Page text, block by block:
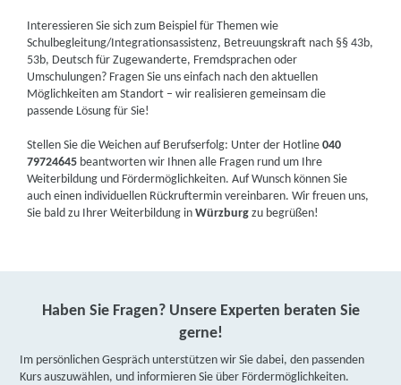
Interessieren Sie sich zum Beispiel für Themen wie
Schulbegleitung/Integrationsassistenz, Betreuungskraft nach §§ 43b,
53b, Deutsch für Zugewanderte, Fremdsprachen oder
Umschulungen? Fragen Sie uns einfach nach den aktuellen
Möglichkeiten am Standort – wir realisieren gemeinsam die
passende Lösung für Sie!
Stellen Sie die Weichen auf Berufserfolg: Unter der Hotline040
79724645 beantworten wir Ihnen alle Fragen rund um Ihre
Weiterbildung und Fördermöglichkeiten. Auf Wunsch können Sie
auch einen individuellen Rückruftermin vereinbaren. Wir freuen uns,
Sie bald zu Ihrer Weiterbildung inWürzburg zu begrüßen!
Haben Sie Fragen? Unsere Experten beraten Sie
gerne!
Im persönlichen Gespräch unterstützen wir Sie dabei, den passenden
Kurs auszuwählen, und informieren Sie über Fördermöglichkeiten.